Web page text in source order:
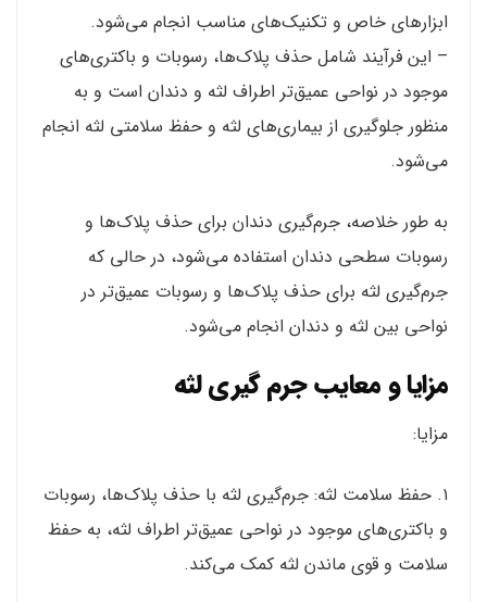
ابزارهای خاص و تکنیک‌های مناسب انجام می‌شود.
– این فرآیند شامل حذف پلاک‌ها، رسوبات و باکتری‌های
موجود در نواحی عمیق‌تر اطراف لثه و دندان است و به
منظور جلوگیری از بیماری‌های لثه و حفظ سلامتی لثه انجام
می‌شود.
به طور خلاصه، جرم‌گیری دندان برای حذف پلاک‌ها و
رسوبات سطحی دندان استفاده می‌شود، در حالی که
جرم‌گیری لثه برای حذف پلاک‌ها و رسوبات عمیق‌تر در
نواحی بین لثه و دندان انجام می‌شود.
مزایا و معایب جرم‌ گیری لثه
مزایا:
۱. حفظ سلامت لثه: جرم‌گیری لثه با حذف پلاک‌ها، رسوبات
و باکتری‌های موجود در نواحی عمیق‌تر اطراف لثه، به حفظ
سلامت و قوی ماندن لثه کمک می‌کند.